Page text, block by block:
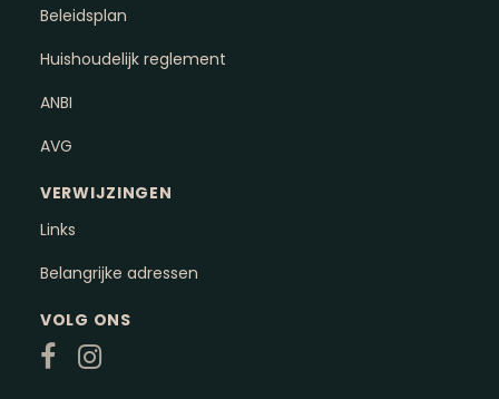
Beleidsplan
Huishoudelijk reglement
ANBI
AVG
VERWIJZINGEN
Links
Belangrijke adressen
VOLG ONS